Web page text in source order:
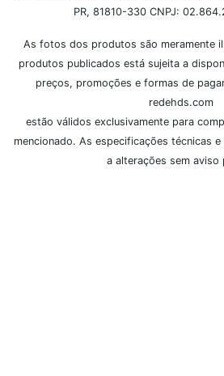
PR, 81810-330 CNPJ:
As fotos dos produtos são meramente
produtos publicados está sujeita a
preços, promoções e formas de
redehds.com
estão válidos exclusivamente para
mencionado. As especificações técnicas
a alterações sem aviso